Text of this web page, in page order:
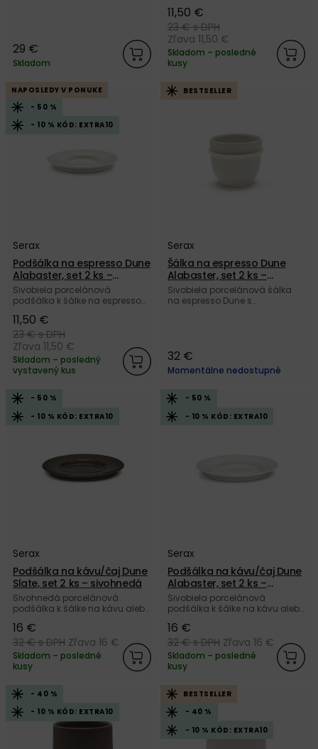
29 €
Skladom
matnej povrchovej úpravy od
belgickej značky Serax.
11,50 €
23 €s DPH
Zľava 11,50 €
Skladom – posledné
kusy
NAPOSLEDY V PONUKE
- 50 %
- 10 % KÓD: EXTRA10
Serax
Podšálka na espresso Dune
Alabaster, set 2 ks –
sivobiela
Sivobiela porcelánová
podšálka k šálke na espresso
matnej povrchovej úpravy od
belgickej značky Serax.
11,50 €
23 €s DPH
Zľava 11,50 €
Skladom – posledný
vystavený kus
BESTSELLER
Serax
Šálka na espresso Dune
Alabaster, set 2 ks –
sivobiela
Sivobiela porcelánová šálka
na espresso Dune s
32 €
Momentálne nedostupné
- 50 %
- 10 % KÓD: EXTRA10
Serax
Podšálka na kávu/čaj Dune
Slate, set 2 ks – sivohnedá
Sivohnedá porcelánová
podšálka k šálke na kávu alebo
a matnej povrchovej úpravy od
belgickej značky Serax.
16 €
32 €s DPH Zľava 16 €
Skladom – posledné
kusy
- 50 %
- 10 % KÓD: EXTRA10
Serax
Podšálka na kávu/čaj Dune
Alabaster, set 2 ks –
sivobiela
Sivobiela porcelánová
podšálka k šálke na kávu alebo
a matnej povrchovej úpravy od
belgickej značky Serax.
16 €
32 €s DPH Zľava 16 €
Skladom – posledné
kusy
- 40 %
- 10 % KÓD: EXTRA10
BESTSELLER
- 40 %
- 10 % KÓD: EXTRA10